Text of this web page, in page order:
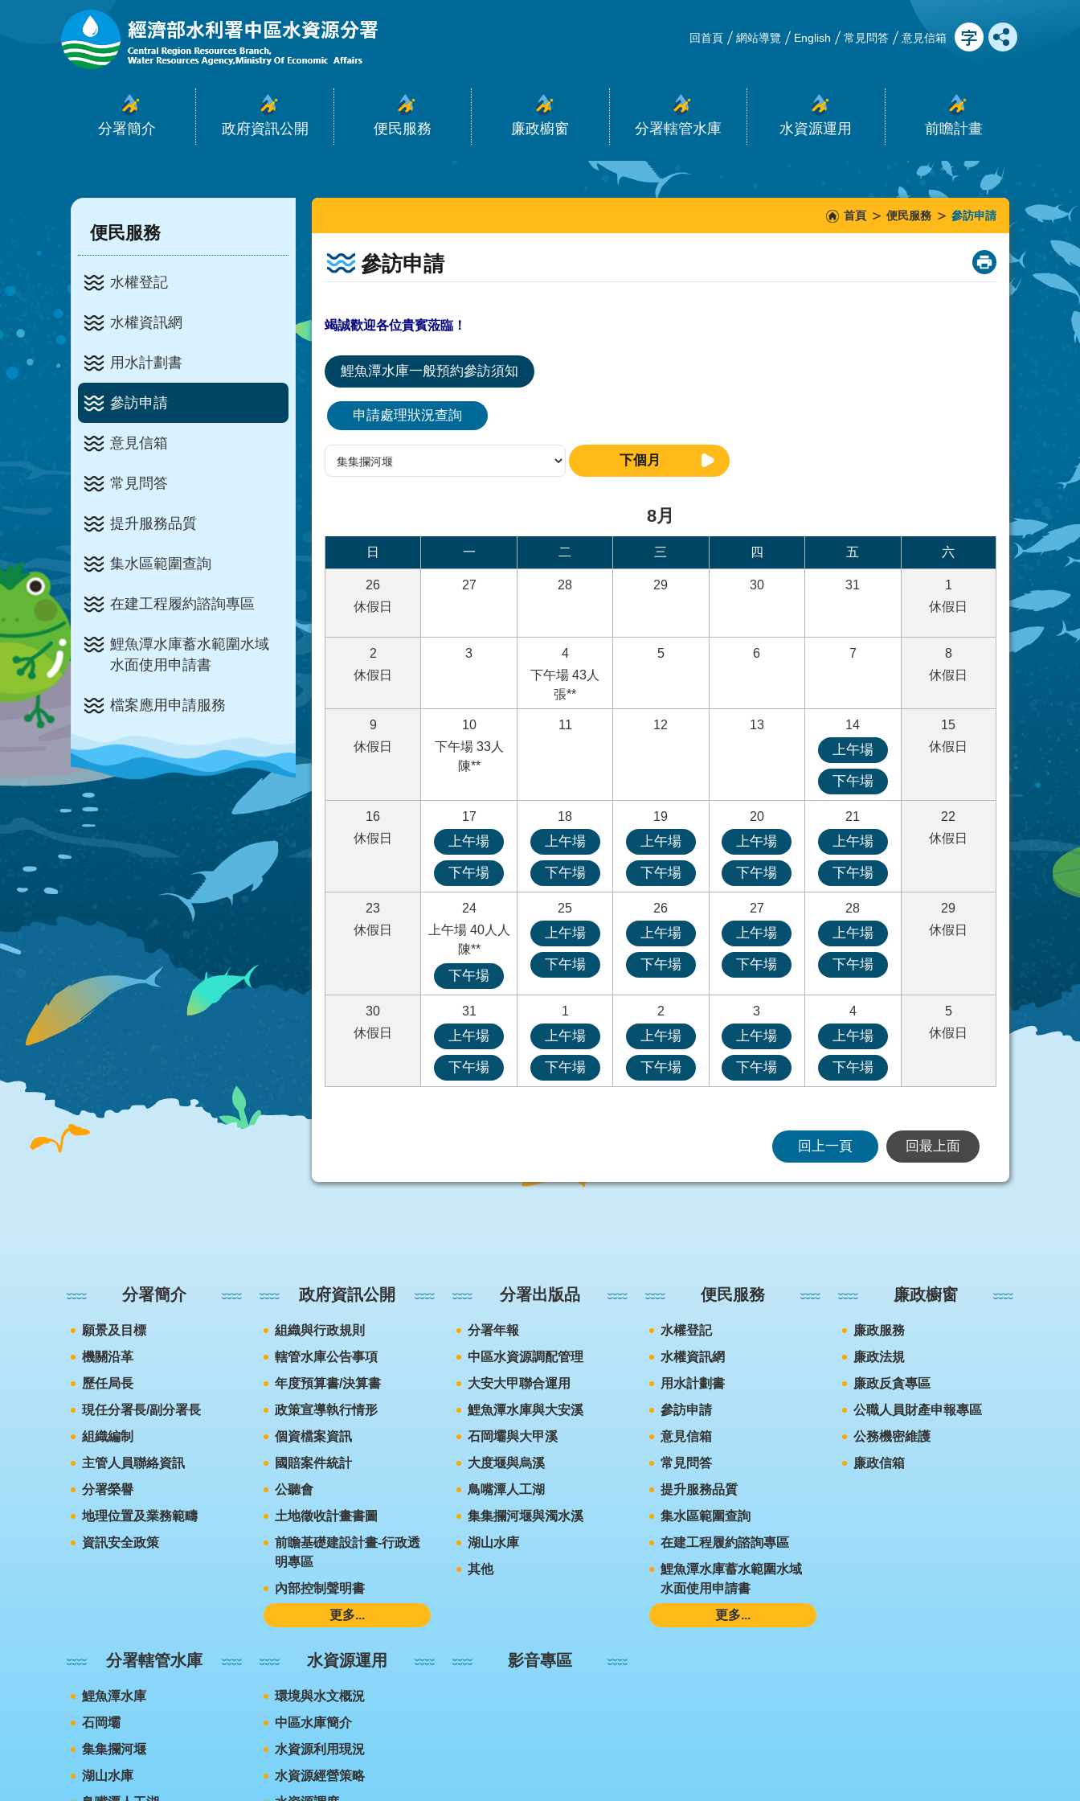
跳到主要內容區塊
回首頁 網站導覽 English 常見問答 意見信箱
分署簡介 政府資訊公開 便民服務 廉政櫥窗 分署轄管水庫 水資源運用 前瞻計畫
:::
便民服務
水權登記
水權資訊網
用水計劃書
參訪申請
意見信箱
常見問答
提升服務品質
集水區範圍查詢
在建工程履約諮詢專區
鯉魚潭水庫蓄水範圍水域
水面使用申請書
檔案應用申請服務
:::
首頁 便民服務 參訪申請
參訪申請 _
竭誠歡迎各位貴賓蒞臨！
鯉魚潭水庫一般預約參訪須知
申請處理狀況查詢
下個月
8月
日 一 二 三 四 五 六
26
休假日
27 28 29 30 31
1
休假日
2
休假日
3
4
下午場 43人
張**
5 6 7
8
休假日
9
休假日
10
下午場 33人
陳**
11 12 13 14
上午場
下午場
15
休假日
16
休假日
17
上午場
下午場
18
上午場
下午場
19
上午場
下午場
20
上午場
下午場
21
上午場
下午場
22
休假日
23
休假日
24
上午場 40人人
陳**
下午場
25
上午場
下午場
26
上午場
下午場
27
上午場
下午場
28
上午場
下午場
29
休假日
30
休假日
31
上午場
下午場
1
上午場
下午場
2
上午場
下午場
3
上午場
下午場
4
上午場
下午場
5
休假日
回上一頁 回最上面
分署簡介
願景及目標
機關沿革
歷任局長
現任分署長/副分署長
組織編制
主管人員聯絡資訊
分署榮譽
地理位置及業務範疇
資訊安全政策
政府資訊公開
組織與行政規則
轄管水庫公告事項
年度預算書/決算書
政策宣導執行情形
個資檔案資訊
國賠案件統計
公聽會
土地徵收計畫書圖
前瞻基礎建設計畫-行政透
明專區
內部控制聲明書
更多...
分署出版品
分署年報
中區水資源調配管理
大安大甲聯合運用
鯉魚潭水庫與大安溪
石岡壩與大甲溪
大度堰與烏溪
鳥嘴潭人工湖
集集攔河堰與濁水溪
湖山水庫
其他
便民服務
水權登記
水權資訊網
用水計劃書
參訪申請
意見信箱
常見問答
提升服務品質
集水區範圍查詢
在建工程履約諮詢專區
鯉魚潭水庫蓄水範圍水域
水面使用申請書
更多...
廉政櫥窗
廉政服務
廉政法規
廉政反貪專區
公職人員財產申報專區
公務機密維護
廉政信箱
分署轄管水庫
鯉魚潭水庫
石岡壩
集集攔河堰
湖山水庫
水資源運用
環境與水文概況
中區水庫簡介
水資源利用現況
水資源經營策略
影音專區